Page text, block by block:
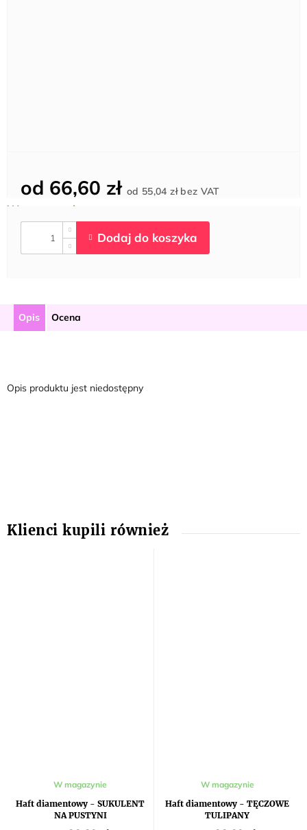
od 66,60 zł od 55,04 złbez VAT
Opis Ocena
Opis produktu jest niedostępny
Haft diamentowy - SUKULENT
NA PUSTYNI
W magazynie
Haft diamentowy - TĘCZOWE
TULIPANY
W magazynie